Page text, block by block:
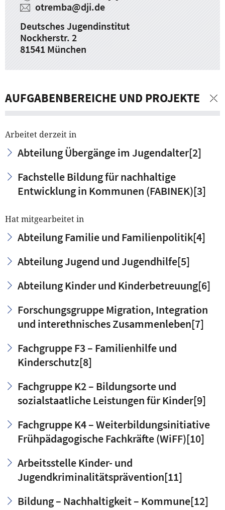
otremba@dji.de
Deutsches Jugendinstitut
Nockherstr. 2
81541 München
AUFGABENBEREICHE UND PROJEKTE
Arbeitet derzeit in
Abteilung Übergänge im Jugendalter[2]
Fachstelle Bildung für nachhaltige
Entwicklung in Kommunen (FABINEK)[3]
Hat mitgearbeitet in
Abteilung Familie und Familienpolitik[4]
Abteilung Jugend und Jugendhilfe[5]
Abteilung Kinder und Kinderbetreuung[6]
Forschungsgruppe Migration, Integration
und interethnisches Zusammenleben[7]
Fachgruppe F3 – Familienhilfe und
Kinderschutz[8]
Fachgruppe K2 – Bildungsorte und
sozialstaatliche Leistungen für Kinder[9]
Fachgruppe K4 – Weiterbildungsinitiative
Frühpädagogische Fachkräfte (WiFF)[10]
Arbeitsstelle Kinder- und
Jugendkriminalitätsprävention[11]
Bildung – Nachhaltigkeit – Kommune[12]